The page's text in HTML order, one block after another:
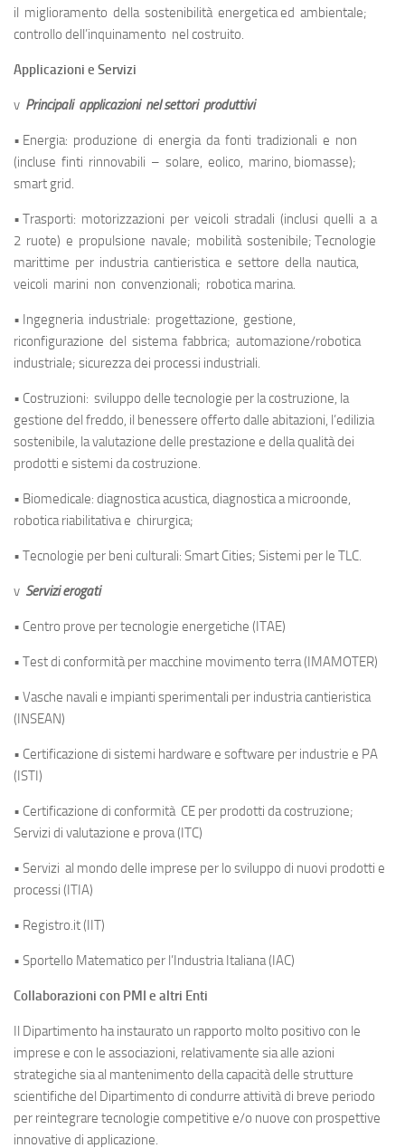
il miglioramento della sostenibilità energetica ed ambientale;
controllo dell’inquinamento nel costruito.
Applicazioni e Servizi
v Principali applicazioni nel settori produttivi
• Energia: produzione di energia da fonti tradizionali e non
(incluse finti rinnovabili – solare, eolico, marino, biomasse);
smart grid.
• Trasporti: motorizzazioni per veicoli stradali (inclusi quelli a a
2 ruote) e propulsione navale; mobilità sostenibile; Tecnologie
marittime per industria cantieristica e settore della nautica,
veicoli marini non convenzionali; robotica marina.
• Ingegneria industriale: progettazione, gestione,
riconfigurazione del sistema fabbrica; automazione/robotica
industriale; sicurezza dei processi industriali.
• Costruzioni: sviluppo delle tecnologie per la costruzione, la
gestione del freddo, il benessere offerto dalle abitazioni, l’edilizia
sostenibile, la valutazione delle prestazione e della qualità dei
prodotti e sistemi da costruzione.
• Biomedicale: diagnostica acustica, diagnostica a microonde,
robotica riabilitativa e chirurgica;
• Tecnologie per beni culturali: Smart Cities; Sistemi per le TLC.
v Servizi erogati
• Centro prove per tecnologie energetiche (ITAE)
• Test di conformità per macchine movimento terra (IMAMOTER)
• Vasche navali e impianti sperimentali per industria cantieristica
(INSEAN)
• Certificazione di sistemi hardware e software per industrie e PA
(ISTI)
• Certificazione di conformità CE per prodotti da costruzione;
Servizi di valutazione e prova (ITC)
• Servizi al mondo delle imprese per lo sviluppo di nuovi prodotti e
processi (ITIA)
• Registro.it (IIT)
• Sportello Matematico per l’Industria Italiana (IAC)
Collaborazioni con PMI e altri Enti
Il Dipartimento ha instaurato un rapporto molto positivo con le
imprese e con le associazioni, relativamente sia alle azioni
strategiche sia al mantenimento della capacità delle strutture
scientifiche del Dipartimento di condurre attività di breve periodo
per reintegrare tecnologie competitive e/o nuove con prospettive
innovative di applicazione.